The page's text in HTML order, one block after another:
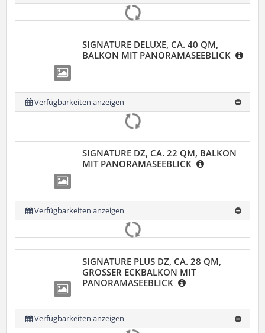
SIGNATURE DELUXE, CA. 40 QM,
BALKON MIT PANORAMASEEBLICK
Verfügbarkeiten anzeigen
SIGNATURE DZ, CA. 22 QM, BALKON
MIT PANORAMASEEBLICK
Verfügbarkeiten anzeigen
SIGNATURE PLUS DZ, CA. 28 QM,
GROSSER ECKBALKON MIT
PANORAMASEEBLICK
Verfügbarkeiten anzeigen